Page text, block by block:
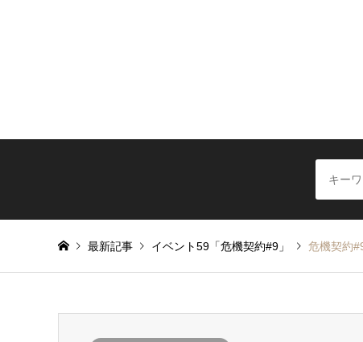
最新記事 イベント59「危機契約#9」 危機契約